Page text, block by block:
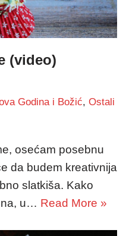
(video)
Godina i Božić, Ostali
osećam posebnu
da budem kreativnija
slatkiša. Kako
u… Read More »